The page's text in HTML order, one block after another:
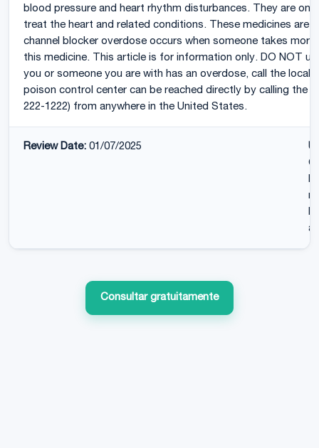
blood pressure and heart rhythm disturbances. They are
treat the heart and related conditions. These medicines are
channel blocker overdose occurs when someone takes
this medicine. This article is for information only. DO NOT
you or someone you are with has an overdose, call the local
poison control center can be reached directly by calling the
222-1222) from anywhere in the United States.
Review Date: 01/07/2025
Consultar gratuitamente